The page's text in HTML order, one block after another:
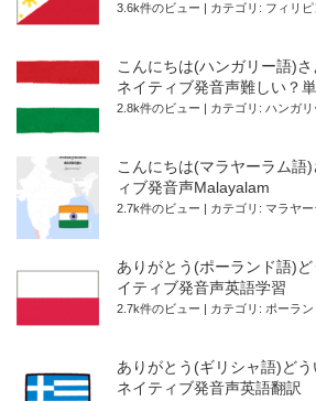
3.6k件のビュー カテゴリ: フィリ
こんにちは(ハンガリー語)
ネイティブ発音声難しい？
2.8k件のビュー カテゴリ: ハンガ
こんにちは(マラヤーラム語
ィブ発音声Malayalam
2.7k件のビュー カテゴリ: マラヤ
ありがとう(ポーランド語)
イティブ発音声英語学習
2.7k件のビュー カテゴリ: ポーラ
ありがとう(ギリシャ語)ど
ネイティブ発音声英語翻訳